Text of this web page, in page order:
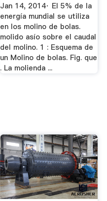
Jan 14, 2014· El 5% de la
energía mundial se utiliza
en los molino de bolas.
molido asío sobre el caudal
del molino. 1 : Esquema de
un Molino de bolas. Fig. que
. La molienda ...